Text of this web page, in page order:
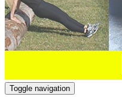
Toggle navigation